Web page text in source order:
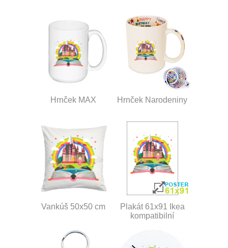
Hrnček MAX Hrnček Narodeniny
Vankúš 50x50 cm
Plakát 61x91 Ikea
kompatibilní